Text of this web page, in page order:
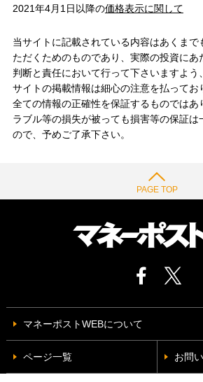
2021年4月1日以降の価格表示に関して
当サイトに記載されている内容はあくまで
ただくためのものであり、実際の投資にあ
判断と責任において行って下さいますよう
サイトの掲載情報は細心の注意を払ってお
全ての情報の正確性を保証するものではあ
ラブル等の損失が被っても損害等の保証は
ので、予めご了承下さい。
PAGE TOP
マネーポストWEBについて
ページ一覧 お問